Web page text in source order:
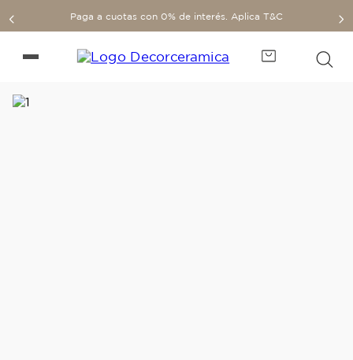
Paga a cuotas con 0% de interés. Aplica T&C